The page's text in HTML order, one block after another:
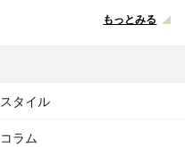
もっとみる
スタイル
コラム